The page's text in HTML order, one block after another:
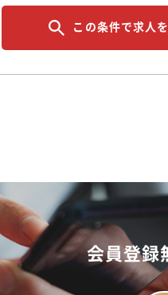
この条件で求人
会員登録